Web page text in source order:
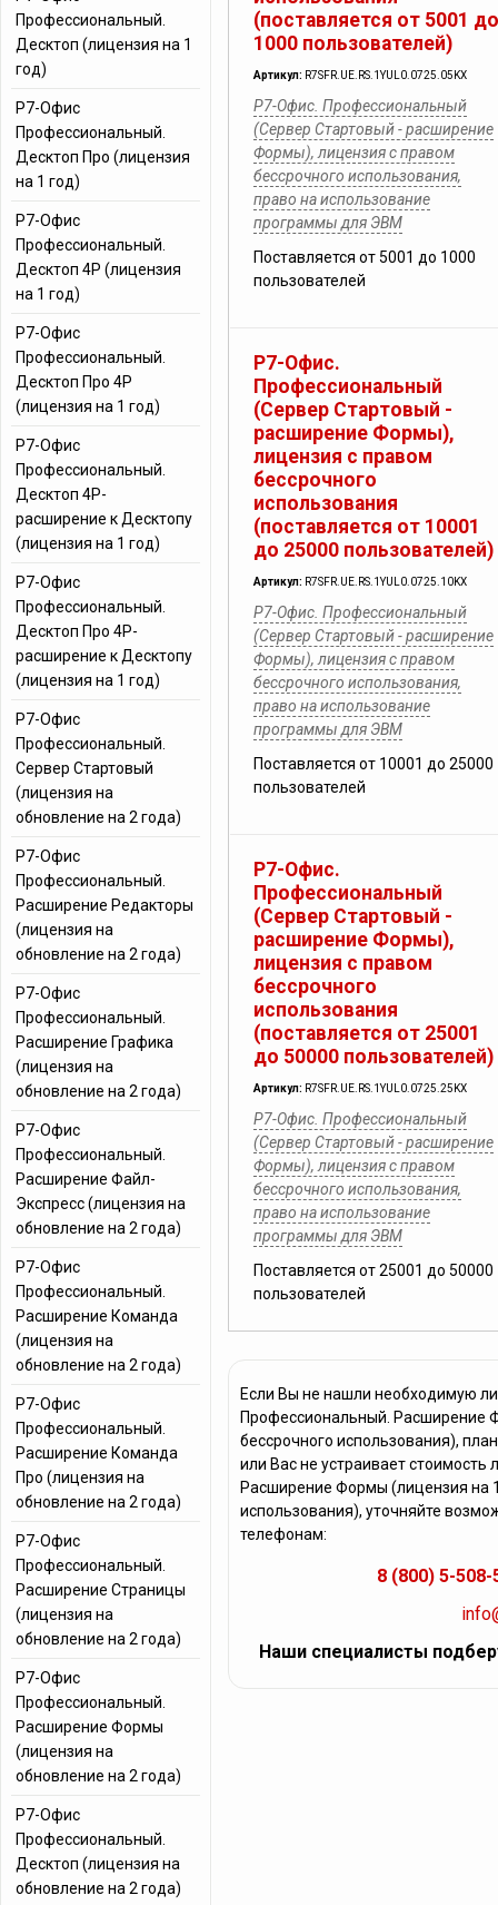
(поставляется от 5001 до
1000 пользователей)
Артикул: R7SFR.UE.RS.1YUL0.0725.05KX
Р7-Офис. Профессиональный
(Сервер Стартовый - расширение
Формы), лицензия с правом
бессрочного использования,
право на использование
программы для ЭВМ
Поставляется от 5001 до 1000
пользователей
Р7-Офис.
Профессиональный
(Сервер Стартовый -
расширение Формы),
лицензия с правом
бессрочного
использования
(поставляется от 10001
до 25000 пользователей)
Артикул: R7SFR.UE.RS.1YUL0.0725.10KX
Р7-Офис. Профессиональный
(Сервер Стартовый - расширение
Формы), лицензия с правом
бессрочного использования,
право на использование
программы для ЭВМ
Поставляется от 10001 до 25000
пользователей
Р7-Офис.
Профессиональный
(Сервер Стартовый -
расширение Формы),
лицензия с правом
бессрочного
использования
(поставляется от 25001
до 50000 пользователей)
Артикул: R7SFR.UE.RS.1YUL0.0725.25KX
Р7-Офис. Профессиональный
(Сервер Стартовый - расширение
Формы), лицензия с правом
бессрочного использования,
право на использование
программы для ЭВМ
Поставляется от 25001 до 50000
пользователей
Если Вы не нашли необходимую
Профессиональный. Расширение
бессрочного использования),
или Вас не устраивает
Расширение Формы (лицензия на
использования), уточняйте
телефонам:
8 (800) 5-508-
Наши специалисты
Профессиональный.
Десктоп (лицензия на 1
год)
Р7-Офис
Профессиональный.
Десктоп Про (лицензия
на 1 год)
Р7-Офис
Профессиональный.
Десктоп 4Р (лицензия
на 1 год)
Р7-Офис
Профессиональный.
Десктоп Про 4Р
(лицензия на 1 год)
Р7-Офис
Профессиональный.
Десктоп 4Р-
расширение к Десктопу
(лицензия на 1 год)
Р7-Офис
Профессиональный.
Десктоп Про 4Р-
расширение к Десктопу
(лицензия на 1 год)
Р7-Офис
Профессиональный.
Сервер Стартовый
(лицензия на
обновление на 2 года)
Р7-Офис
Профессиональный.
Расширение Редакторы
(лицензия на
обновление на 2 года)
Р7-Офис
Профессиональный.
Расширение Графика
(лицензия на
обновление на 2 года)
Р7-Офис
Профессиональный.
Расширение Файл-
Экспресс (лицензия на
обновление на 2 года)
Р7-Офис
Профессиональный.
Расширение Команда
(лицензия на
обновление на 2 года)
Р7-Офис
Профессиональный.
Расширение Команда
Про (лицензия на
обновление на 2 года)
Р7-Офис
Профессиональный.
Расширение Страницы
(лицензия на
обновление на 2 года)
Р7-Офис
Профессиональный.
Расширение Формы
(лицензия на
обновление на 2 года)
Р7-Офис
Профессиональный.
Десктоп (лицензия на
обновление на 2 года)